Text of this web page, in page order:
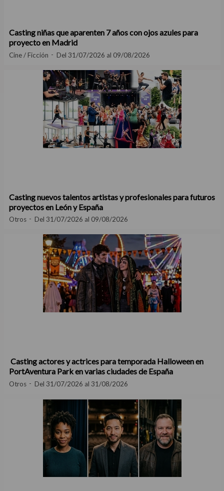
Casting niñas que aparenten 7 años con ojos azules para
proyecto en Madrid
Cine / Ficción Del 31/07/2026 al 09/08/2026
Casting nuevos talentos artistas y profesionales para futuros
proyectos en León y España
Otros Del 31/07/2026 al 09/08/2026
Casting actores y actrices para temporada Halloween en
PortAventura Park en varias ciudades de España
Otros Del 31/07/2026 al 31/08/2026